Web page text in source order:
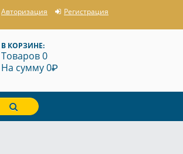
Авторизация Регистрация
В КОРЗИНЕ:
Товаров 0
На сумму 0P